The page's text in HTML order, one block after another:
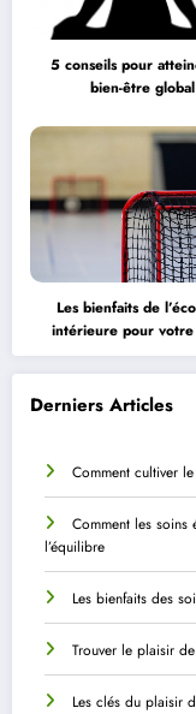
5 conseils pour
bien-être global
Les bienfaits de
intérieure pour votre
Derniers Articles
Comment cultiver
Comment les soins
l’équilibre
Les bienfaits des
Trouver le plaisir
Les clés du plaisir